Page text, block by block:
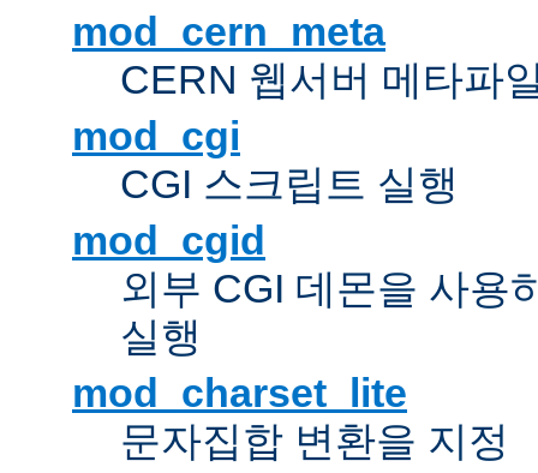
mod_cern_meta
CERN 웹서버 메타파
mod_cgi
CGI 스크립트 실행
mod_cgid
외부 CGI 데몬을 사용
실행
mod_charset_lite
문자집합 변환을 지정